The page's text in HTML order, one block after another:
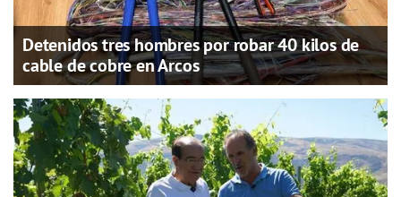
Detenidos tres hombres por robar 40 kilos de
cable de cobre en Arcos